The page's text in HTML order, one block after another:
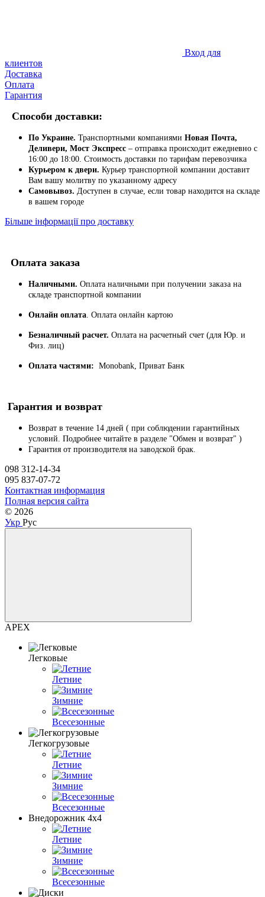
Вход для
клиентов
Доставка
Оплата
Гарантия
Способи доставки:
По Украине. Транспортными компаниями Новая Почта,
Деливери, Мост Экспресс – отправка происходит ежедневно с
16:00 до 18:00. Стоимость доставки по тарифам перевозчика
Курьером к двери. Курьер транспортной компании доставит
Вам вашу молитву по указанному адресу
Самовывоз. Доступен в случае, если товар находится на складе
в вашем городе
Більше інформації про доставку
Оплата заказа
Наличными. Оплата наличными при получении заказа на
складе транспортной компании
Онлайн оплата . Оплата онлайн картою
Безналичный расчет. Оплата на расчетный счет (для Юр. и
Физ. лиц)
Оплата частями: Monobank, Приват Банк
Гарантия и возврат
Возврат в течение 14 дней ( при соблюдении гарантийных
условий. Подробнее читайте в разделе "Обмен и возврат" )
Гарантия от производителя на заводской брак.
098 312-14-34
095 837-07-72
Контактная информация
Полная версия сайта
© 2026
Укр Рус
APEX
Легковые
Летние
Зимние
Всесезонные
Легкогрузовые
Летние
Зимние
Всесезонные
Внедорожник 4х4
Летние
Зимние
Всесезонные